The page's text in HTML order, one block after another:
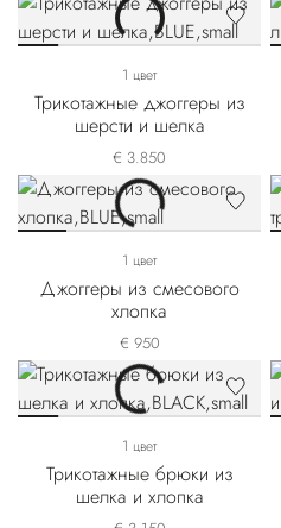
1 цвет
Трикотажные джоггеры из
шерсти и шелка
€ 3.850
1 цвет
Джоггеры из смесового
хлопка
€ 950
1 цвет
Трикотажные брюки из
шелка и хлопка